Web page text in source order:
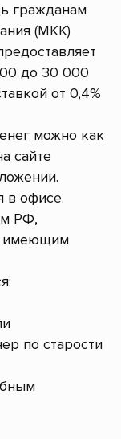
гражданам
(МКК)
до 30 000
от 0,4%
можно как
сайте
в офисе.
РФ,
имеющим
по старости